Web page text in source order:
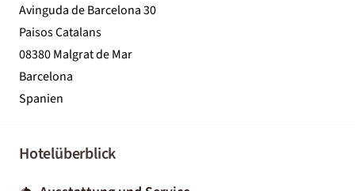
Avinguda de Barcelona 30
Paisos Catalans
08380 Malgrat de Mar
Barcelona
Spanien
Hotelüberblick